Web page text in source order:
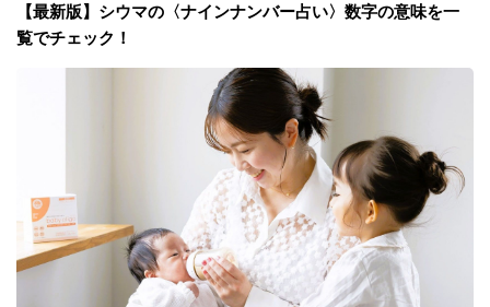
【最新版】シウマの〈ナインナンバー占い〉数字の意味を一
覧でチェック！